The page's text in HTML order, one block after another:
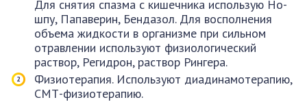
Для снятия спазма с кишечника использую Но-
шпу, Папаверин, Бендазол. Для восполнения
объема жидкости в организме при сильном
отравлении используют физиологический
раствор, Регидрон, раствор Рингера.
Физиотерапия. Используют диадинамотерапию,
СМТ-физиотерапию.